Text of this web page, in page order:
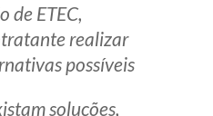
de ETEC,
realizar
possíveis
soluções,